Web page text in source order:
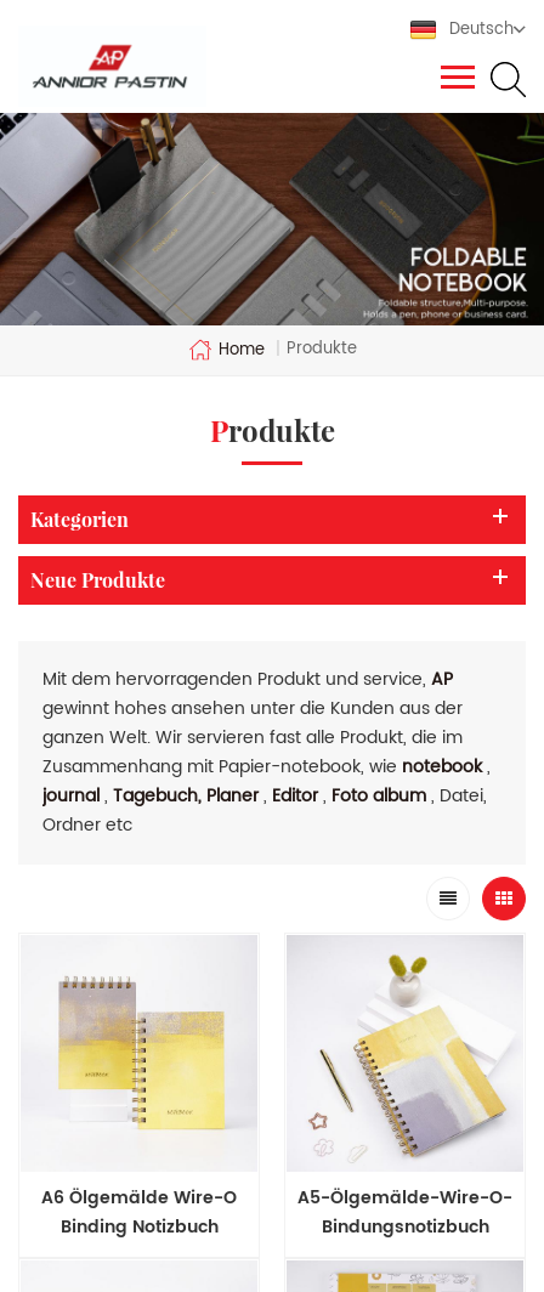
Deutsch
Home | Produkte
Produkte
Kategorien
Neue Produkte
Mit dem hervorragenden Produkt und service, AP
gewinnt hohes ansehen unter die Kunden aus der
ganzen Welt. Wir servieren fast alle Produkt, die im
Zusammenhang mit Papier-notebook, wie notebook,
journal, Tagebuch, Planer, Editor, Foto album, Datei,
Ordner etc
A6 Ölgemälde Wire-O
Binding Notizbuch
A5-Ölgemälde-Wire-O-
Bindungsnotizbuch